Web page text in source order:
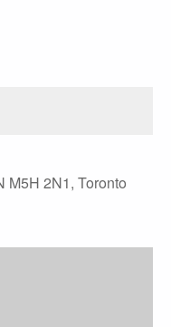
M5H 2N1, Toronto